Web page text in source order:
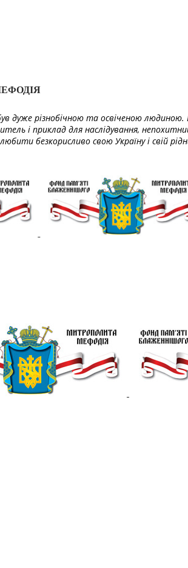
дуже різнобічною та освіченою людиною.
і приклад для наслідування,
безкорисливо свою Україну і свій